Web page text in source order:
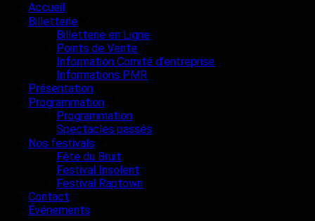
Accueil
Billetterie
Billetterie en Ligne
Points de Vente
Information Comité d’entreprise
Informations PMR
Présentation
Programmation
Programmation
Spectacles passés
Nos festivals
Fête du Bruit
Festival Insolent
Festival Raptown
Contact
Événements